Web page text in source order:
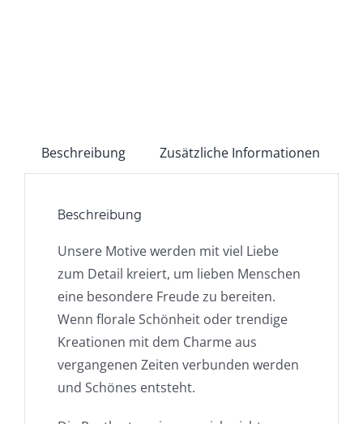
Beschreibung Zusätzliche Informationen
Beschreibung
Unsere Motive werden mit viel Liebe
zum Detail kreiert, um lieben Menschen
eine besondere Freude zu bereiten.
Wenn florale Schönheit oder trendige
Kreationen mit dem Charme aus
vergangenen Zeiten verbunden werden
und Schönes entsteht.